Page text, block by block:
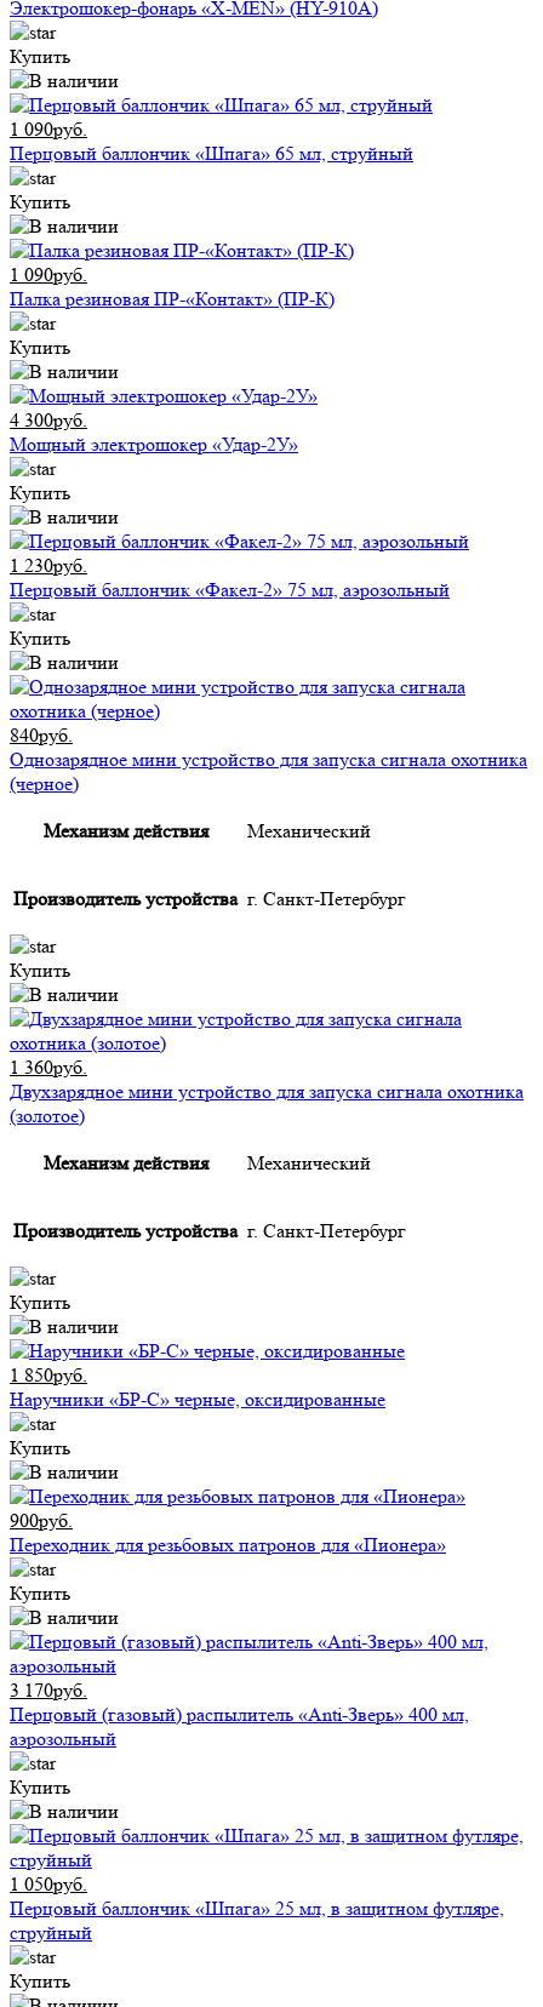
Электрошокер-фонарь «X-MEN» (HY-910A)
Купить
1 090руб.
Перцовый баллончик «Шпага» 65 мл, струйный
Купить
1 090руб.
Палка резиновая ПР-«Контакт» (ПР-К)
Купить
4 300руб.
Мощный электрошокер «Удар-2У»
Купить
1 230руб.
Перцовый баллончик «Факел-2» 75 мл, аэрозольный
Купить
840руб.
Однозарядное мини устройство для запуска сигнала охотника
(черное)
Механизм действия Механический
Производитель устройства г. Санкт-Петербург
Купить
1 360руб.
Двухзарядное мини устройство для запуска сигнала охотника
(золотое)
Механизм действия Механический
Производитель устройства г. Санкт-Петербург
Купить
1 850руб.
Наручники «БР-С» черные, оксидированные
Купить
900руб.
Переходник для резьбовых патронов для «Пионера»
Купить
3 170руб.
Перцовый (газовый) распылитель «Anti-Зверь» 400 мл,
аэрозольный
Купить
1 050руб.
Перцовый баллончик «Шпага» 25 мл, в защитном футляре,
струйный
Купить